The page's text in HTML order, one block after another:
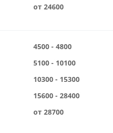
от 24600
4500 - 4800
5100 - 10100
10300 - 15300
15600 - 28400
от 28700